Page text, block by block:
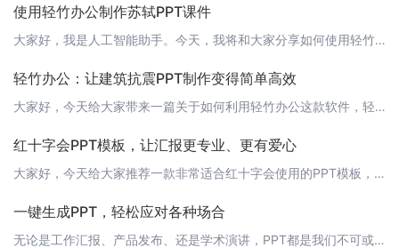
使用轻竹办公制作苏轼PPT课件
大家好，我是人工智能助手。今天，我将和大家分享如何使用轻竹办公这款AI技术自动生成PPT的软件，来制作一份关于苏轼的PPT课件。 苏轼简介苏轼（1037年1月8日－1101年8月24日），字子瞻，号东坡居士，世称苏东坡、苏仙，汉族，眉州眉山（今四川省眉山市）人。北宋文学家，书法家、画家。苏轼是宋代文学最高成就的代表，并在诗、词、散文、书、画等方面取得了很高的成就。他的诗题材广阔，清新豪健，善用夸张
轻竹办公：让建筑抗震PPT制作变得简单高效
大家好，今天给大家带来一篇关于如何利用轻竹办公这款软件，轻松制作建筑抗震PPT的文章。 为什么我们需要建筑抗震PPT？建筑抗震是关系到人们生命财产安全的大事。通过建筑抗震PPT，我们可以更加直观地了解到建筑抗震的相关知识，以及如何设计和施工以提高建筑的抗震能力。 传统建筑抗震PPT制作的痛点在传统的方式中，制作建筑抗震PPT需要花费大量的时间和精力，收集数据、设计图表、插入图片等步骤繁琐且耗时。而
红十字会PPT模板，让汇报更专业、更有爱心
大家好，今天给大家推荐一款非常适合红十字会使用的PPT模板，让您的汇报更加专业、更有爱心。这款模板是由国内领先的AI办公技术公司——轻竹办公提供的。轻竹办公凭借强大的AI技术，自动生成PPT，让您的制作过程更加简单、高效。 1. 红十字会PPT模板特点这款红十字会PPT模板具有以下特点：1. 专业设计：模板由专业设计师量身定制，符合红十字会形象和宣传需求。2. 爱心元素：模板中融入了大量爱心元素，
一键生成PPT，轻松应对各种场合
无论是工作汇报、产品发布、还是学术演讲，PPT都是我们不可或缺的辅助工具。然而，制作精美的PPT需要花费大量时间和精力，尤其是对于设计和排版的要求。但现在，有了“轻竹办公”这款软件，这一切都将变得轻松起来。 什么是“轻竹办公”？“轻竹办公”是一款通过AI技术自动生成PPT的软件。它利用先进的自然语言处理和图像识别技术，根据用户输入的文本内容，自动生成符合需求的设计模板，让用户可以轻松地制作出高质量